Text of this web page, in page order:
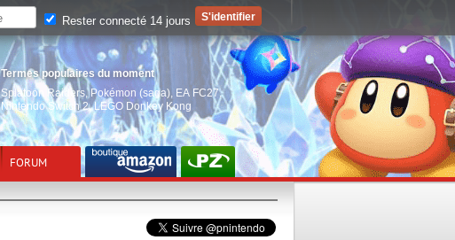
Termes populaires du moment
Splatoon Raiders, Pokémon (saga) EA FC27,
Nintendo Switch 2,LEGO Donkey Kong
FORUM
Rester connecté 14 jours